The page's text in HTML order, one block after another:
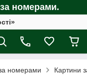
номерами.
номерами Картини